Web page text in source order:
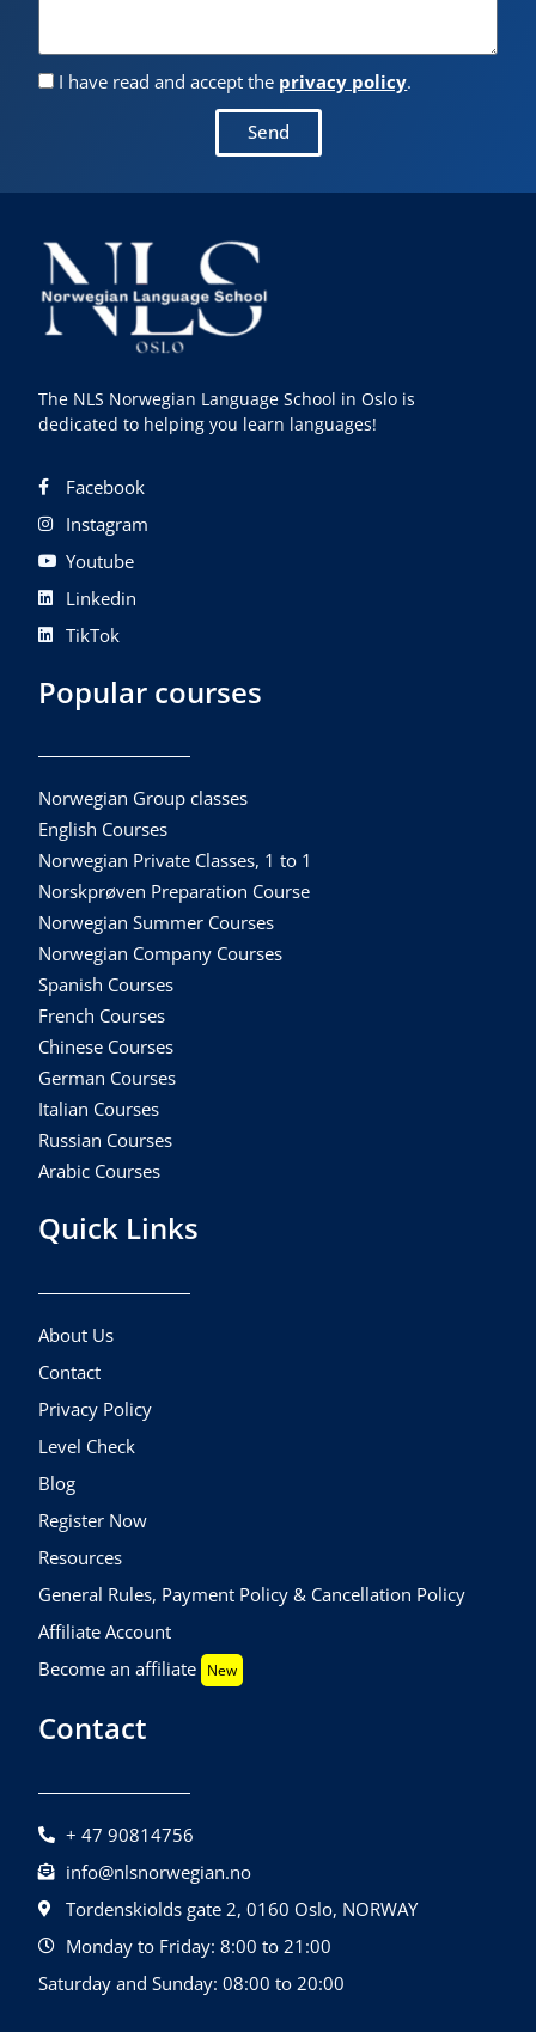
I have read and accept the privacy policy.
Send
The NLS Norwegian Language School in Oslo is
dedicated to helping you learn languages!
Facebook
Instagram
Youtube
Linkedin
TikTok
Popular courses
Norwegian Group classes
English Courses
Norwegian Private Classes, 1 to 1
Norskprøven Preparation Course
Norwegian Summer Courses
Norwegian Company Courses
Spanish Courses
French Courses
Chinese Courses
German Courses
Italian Courses
Russian Courses
Arabic Courses
Quick Links
About Us
Contact
Privacy Policy
Level Check
Blog
Register Now
Resources
General Rules, Payment Policy & Cancellation Policy
Affiliate Account
Become an affiliate New
Contact
+ 47 90814756
info@nlsnorwegian.no
Tordenskiolds gate 2, 0160 Oslo, NORWAY
Monday to Friday: 8:00 to 21:00
Saturday and Sunday: 08:00 to 20:00